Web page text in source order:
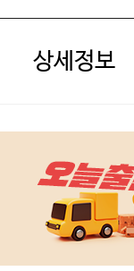
상세정보